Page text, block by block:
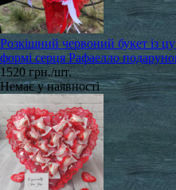
Розкішний червоний букет із
формі серця Рафаелло
1520 грн./шт.
Немає у наявності